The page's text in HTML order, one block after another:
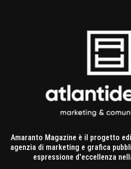
Amaranto Magazine è il progetto
agenzia di marketing e grafica
espressione d'eccellenza